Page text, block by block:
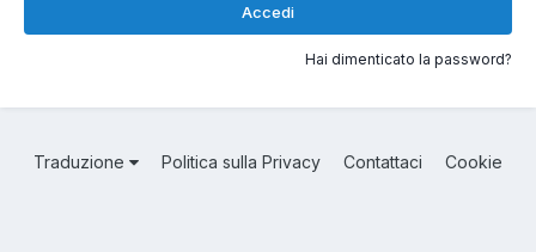
Accedi
Hai dimenticato la password?
Traduzione Politica sulla Privacy Contattaci Cookie